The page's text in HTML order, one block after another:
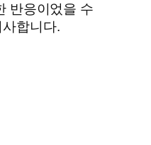
반응이었을 수
합니다.